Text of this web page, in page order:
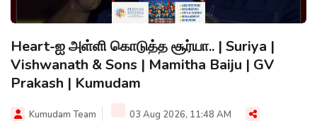
Heart-ஐ அள்ளி கொடுத்த சூர்யா.. | Suriya |
Vishwanath & Sons | Mamitha Baiju | GV
Prakash | Kumudam
Kumudam Team 03 Aug 2026, 11:48 AM